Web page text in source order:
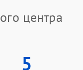
центра
5